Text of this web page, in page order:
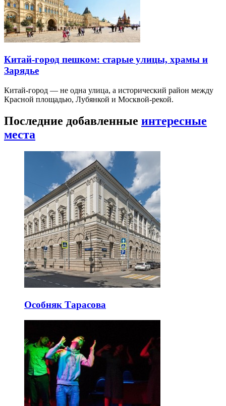
Китай-город пешком: старые улицы, храмы и
Зарядье
Китай-город — не одна улица, а исторический район между
Красной площадью, Лубянкой и Москвой-рекой.
Последние добавленные интересные
места
Особняк Тарасова